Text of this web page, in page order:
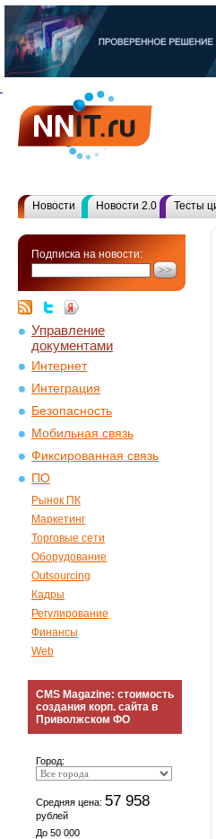
Новости Новости 2.0 Тесты
Подписка на новости:
Управление
документами
Интернет
Интеграция
Безопасность
Мобильная связь
Фиксированная связь
ПО
Рынок ПК
Маркетинг
Торговые сети
Оборудование
Outsourcing
Кадры
Регулирование
Финансы
Web
CMS Magazine: стоимость
создания корп. сайта в
Приволжском ФО
Город:
Средняя цена: 57 958
рублей
До 50 000